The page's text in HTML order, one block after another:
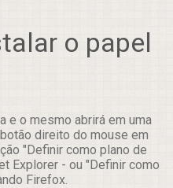
o papel
e o mesmo abrirá em uma
direito do mouse em
"Definir como plano de
Explorer - ou "Definir como
Firefox.